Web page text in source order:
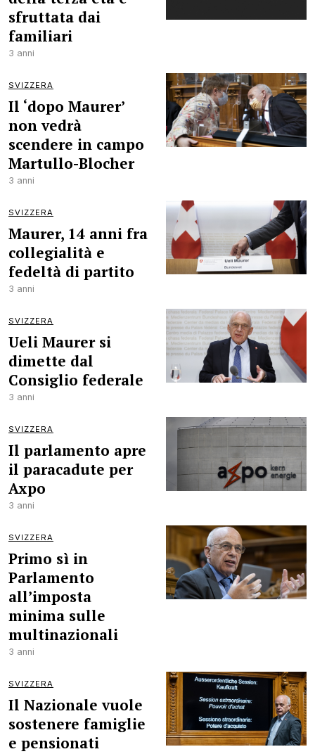
sfruttata dai
familiari
3 anni
SVIZZERA
Il ‘dopo Maurer’
non vedrà
scendere in campo
Martullo-Blocher
3 anni
SVIZZERA
Maurer, 14 anni fra
collegialità e
fedeltà di partito
3 anni
SVIZZERA
Ueli Maurer si
dimette dal
Consiglio federale
3 anni
SVIZZERA
Il parlamento apre
il paracadute per
Axpo
3 anni
SVIZZERA
Primo sì in
Parlamento
all’imposta
minima sulle
multinazionali
3 anni
SVIZZERA
Il Nazionale vuole
sostenere famiglie
e pensionati